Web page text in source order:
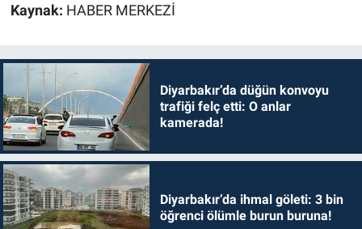
Kaynak: HABER MERKEZİ
Diyarbakır’da düğün konvoyu
trafiği felç etti: O anlar
kamerada!
Diyarbakır’da ihmal göleti: 3 bin
öğrenci ölümle burun buruna!